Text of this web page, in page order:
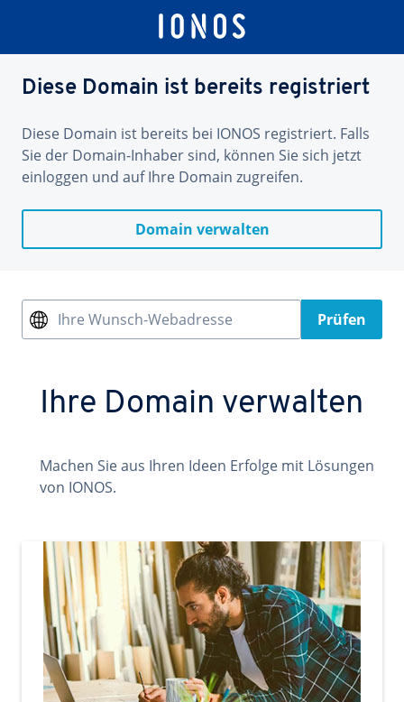
Diese Domain ist bereits registriert
Diese Domain ist bereits bei IONOS registriert. Falls
Sie der Domain-Inhaber sind, können Sie sich jetzt
einloggen und auf Ihre Domain zugreifen.
Domain verwalten
Ihre Wunsch-Webadresse Prüfen
Ihre Domain verwalten
Machen Sie aus Ihren Ideen Erfolge mit Lösungen
von IONOS.